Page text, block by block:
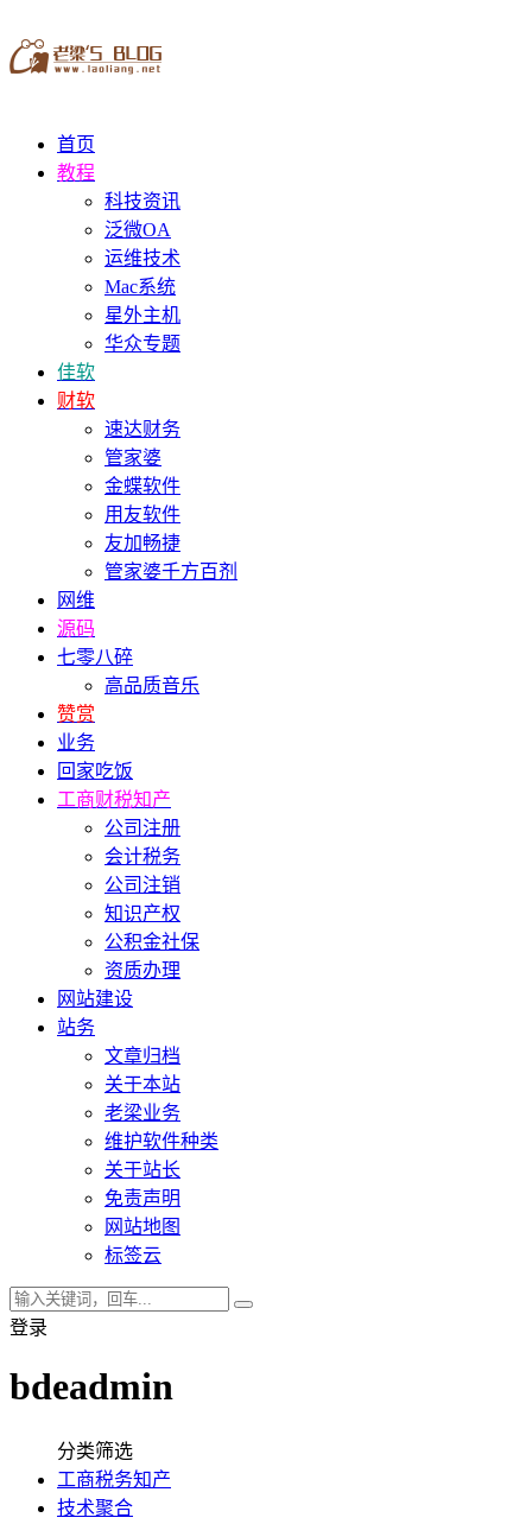
首页
教程
科技资讯
泛微OA
运维技术
Mac系统
星外主机
华众专题
佳软
财软
速达财务
管家婆
金蝶软件
用友软件
友加畅捷
管家婆千方百剂
网维
源码
七零八碎
高品质音乐
赞赏
业务
回家吃饭
工商财税知产
公司注册
会计税务
公司注销
知识产权
公积金社保
资质办理
网站建设
站务
文章归档
关于本站
老梁业务
维护软件种类
关于站长
免责声明
网站地图
标签云
登录
bdeadmin
分类筛选
工商税务知产
技术聚合